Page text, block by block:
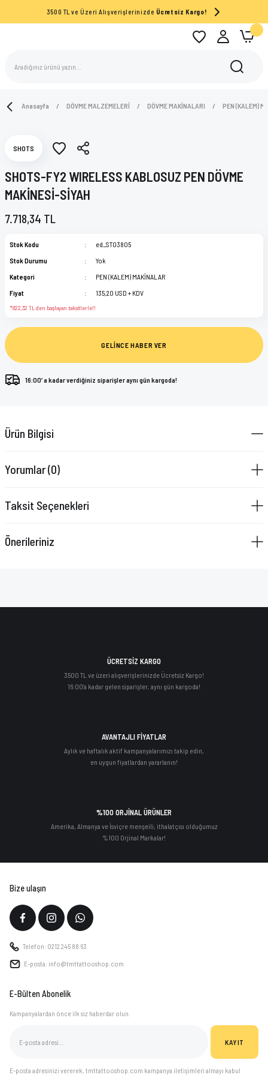
3500 TL ve Üzeri Alışverişlerinizde Ücretsiz Kargo!
Anasayfa DÖVME MALZEMELERİ DÖVME MAKİNALARI PEN (KALEM)
SHOTS
SHOTS-FY2 WIRELESS KABLOSUZ PEN DÖVME
MAKİNESİ-SİYAH
7.718,34 TL
Stok Kodu
ed_ST03805
Stok Durumu
Yok
Kategori
PEN (KALEM) MAKİNALAR
Fiyat
135,20 USD + KDV
*822,32 TL den başlayan taksitlerle!!
GELİNCE HABER VER
16:00’ a kadar verdiğiniz siparişler aynı gün kargoda!
Ürün Bilgisi
Yorumlar (0)
Taksit Seçenekleri
Önerileriniz
ÜCRETSİZ KARGO
3500 TL ve üzeri alışverişlerinizde Ücretsiz Kargo!
16:00'a kadar gelen siparişler, aynı gün kargoda!
AVANTAJLI FİYATLAR
Aylık ve haftalık aktif kampanyalarımızı takip edin,
en uygun fiyatlardan yararlanın!
%100 ORJİNAL ÜRÜNLER
Amerika, Almanya ve İsviçre menşeili, ithalatçısı olduğumuz
%100 Orjinal Markalar!
Bize ulaşın
Telefon: 0212 245 88 63
E-posta: info@tmttattooshop.com
E-Bülten Abonelik
Kampanyalardan önce ilk siz haberdar olun.
KAYIT
E-posta adresinizi vererek, tmttattooshop.com kampanya iletişimleri almayı kabul